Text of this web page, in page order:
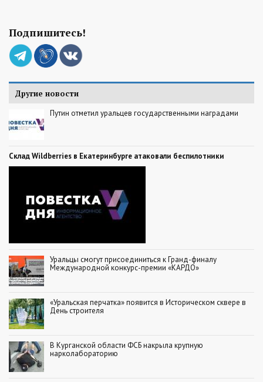
Подпишитесь!
Другие новости
Путин отметил уральцев государственными наградами
Склад Wildberries в Екатеринбурге атаковали беспилотники
Уральцы смогут присоединиться к Гранд-финалу
Международной конкурс-премии «КАРДО»
«Уральская перчатка» появится в Историческом сквере в
День строителя
В Курганской области ФСБ накрыла крупную
нарколабораторию